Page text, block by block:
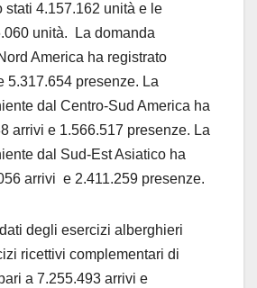
stati 4.157.162 unità e le
unità. La domanda
America ha registrato
5.317.654 presenze. La
dal Centro-Sud America ha
arrivi e 1.566.517 presenze. La
dal Sud-Est Asiatico ha
arrivi e 2.411.259 presenze.
degli esercizi alberghieri
ricettivi complementari di
a 7.255.493 arrivi e